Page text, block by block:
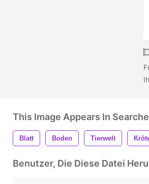
This Image Appears In
Blatt Boden Tierwelt
Benutzer, Die Diese Datei